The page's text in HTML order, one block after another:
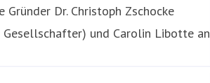
Dr. Christoph Zschocke
und Carolin Libotte an